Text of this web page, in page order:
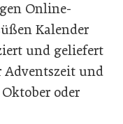
Online-
Kalender
und geliefert
Adventszeit und
oder